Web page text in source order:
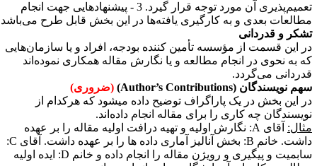
تعمیم‌پذیری آن مورد توجه قرار گیرد. 3 - پیشنهادهایی جهت انجام
بعدی و به کارگیری یافته‌ها در این بخش قابل طرح می‌باشد.
و قدردانی
این قسمت از مؤسسه تأمین کننده بودجه، افراد و یا سازمان‌هایی
به نحوی در انجام مطالعه و یا نگارش مقاله همکاری نموده‌اند
می‌گردد.
نویسندگان (Author’s Contributions
)(ضروری)
این بخش در یک پاراگراف توضیح داده میشود که هرکدام از
چه کاری را برای مقاله انجام داده‌اند.
آقایA : نگارش اولیه و تهیه درافت اولیه مقاله را بر عهده
خانمB : بخش آنالیز آماری داده ها را بر عهده داشت. آقایC
:
و پیگیری و رویژن مقاله را انجام داده و خانمD : ایده اولیه